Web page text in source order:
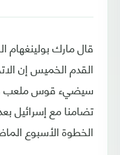
قال مارك بولينغهام
القدم الخميس إن
سيضيء قوس ملعب
تضامنا مع إسرائيل
الخطوة الأسبوع